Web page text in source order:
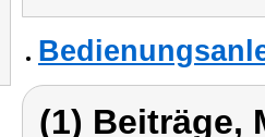
(1) Beiträge,